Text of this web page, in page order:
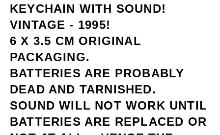
KEYCHAIN WITH SOUND!
VINTAGE - 1995!
6 X 3.5 CM ORIGINAL
PACKAGING.
BATTERIES ARE PROBABLY
DEAD AND TARNISHED.
SOUND WILL NOT WORK UNTIL
BATTERIES ARE REPLACED OR